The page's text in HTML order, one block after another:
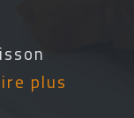
plus